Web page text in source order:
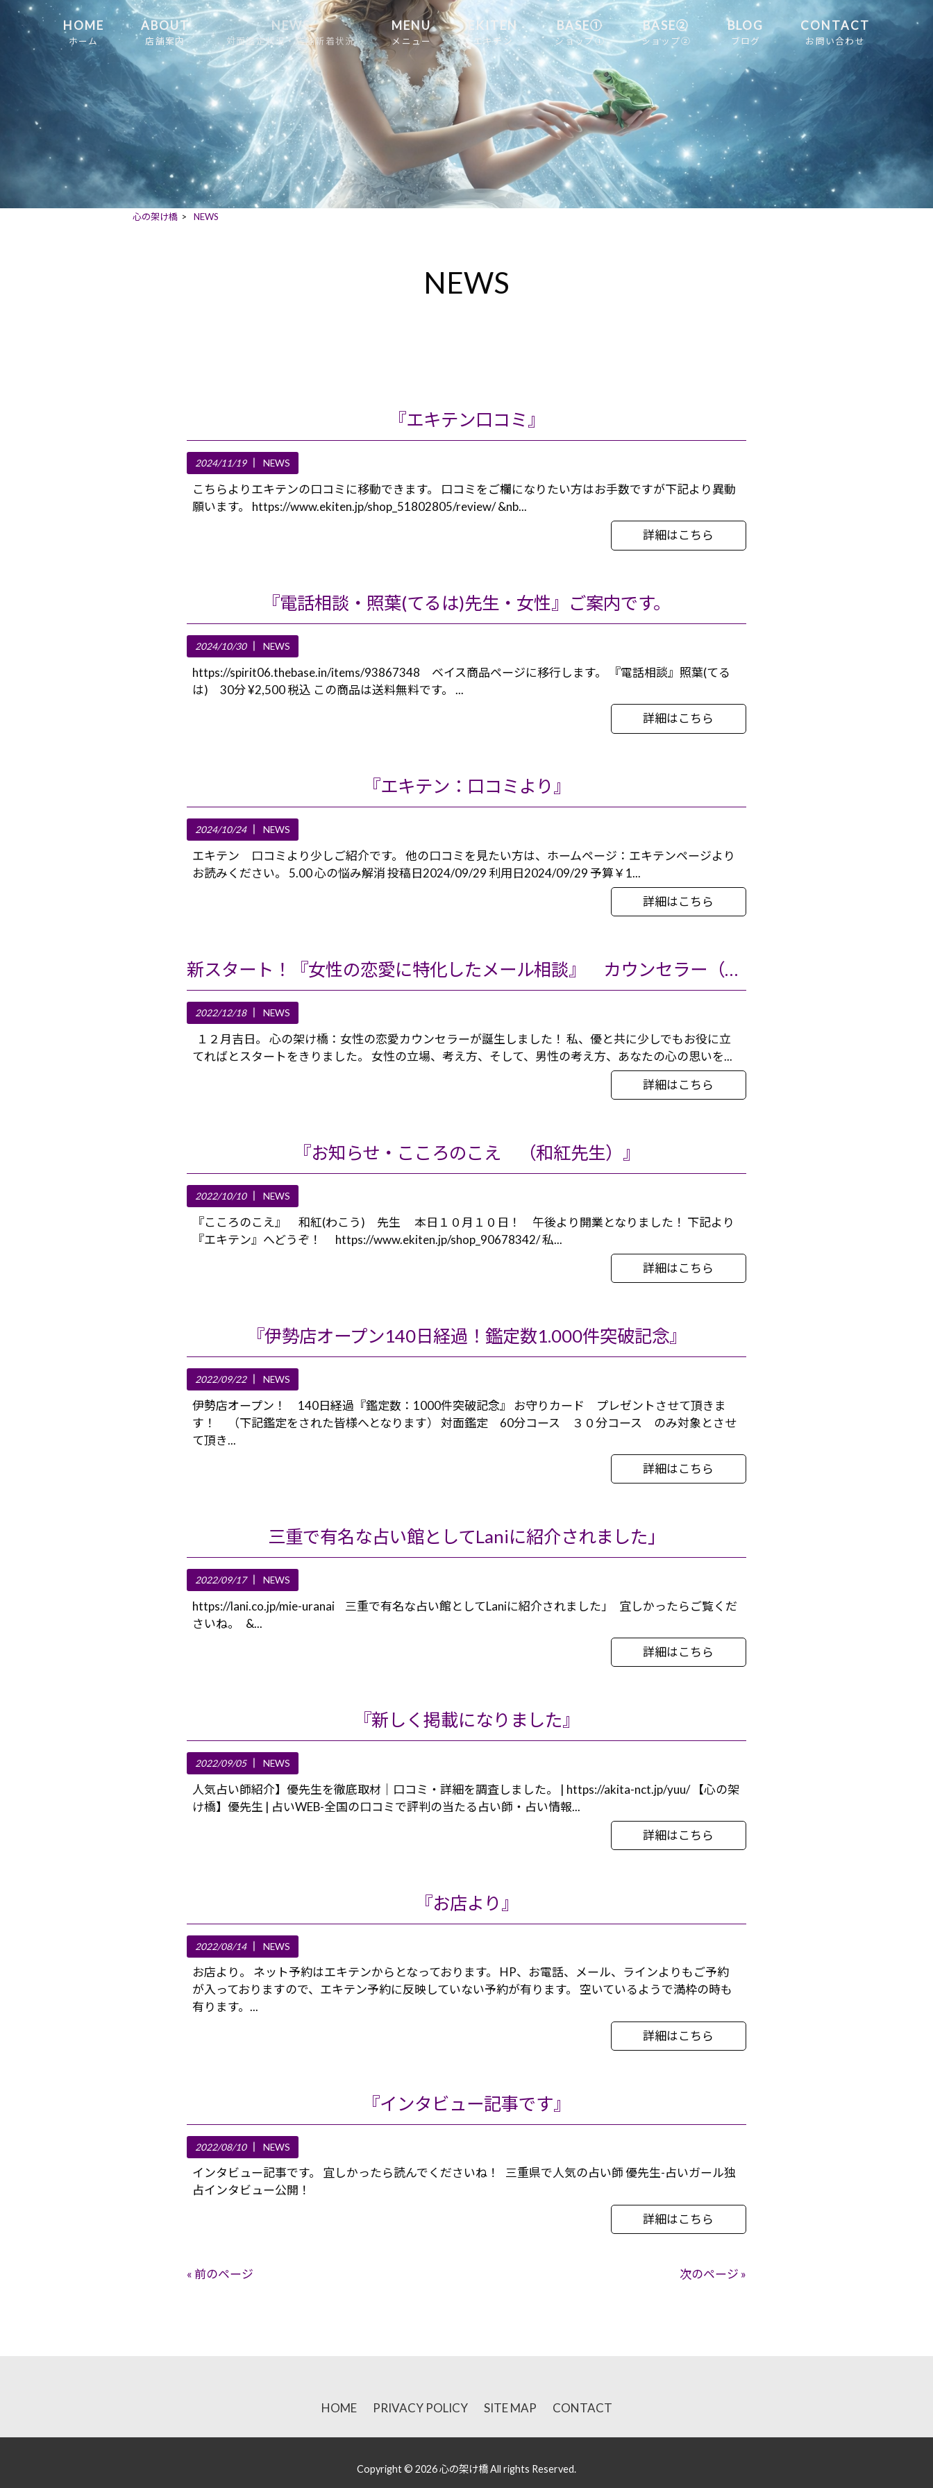
HOME
ホーム
ABOUT
店舗案内
NEWS
対面鑑定状況・店舗新着状況
MENU
メニュー
EKITEN
エキテン
BASE①
ショップ①
BASE②
ショップ②
BLOG
ブログ
CONTACT
お問い合わせ
心の架け橋 > NEWS
NEWS
『エキテン口コミ』
2024/11/19 NEWS
こちらよりエキテンの口コミに移動できます。 口コミをご欄になりたい方はお手数ですが下記より異動
願います。 https://www.ekiten.jp/shop_51802805/review/ &nb...
詳細はこちら
『電話相談・照葉(てるは)先生・女性』ご案内です。
2024/10/30 NEWS
https://spirit06.thebase.in/items/93867348 ベイス商品ページに移行します。 『電話相談』照葉(てる
は) 30分 ¥2,500 税込 この商品は送料無料です。 ...
詳細はこちら
『エキテン：口コミより』
2024/10/24 NEWS
エキテン 口コミより少しご紹介です。 他の口コミを見たい方は、ホームページ：エキテンページより
お読みください。 5.00 心の悩み解消 投稿日2024/09/29 利用日2024/09/29 予算￥1...
詳細はこちら
新スタート！『女性の恋愛に特化したメール相談』 カウンセラー（凛）りん
2022/12/18 NEWS
１２月吉日。 心の架け橋：女性の恋愛カウンセラーが誕生しました！ 私、優と共に少しでもお役に立
てればとスタートをきりました。 女性の立場、考え方、そして、男性の考え方、あなたの心の思いを...
詳細はこちら
『お知らせ・こころのこえ （和紅先生）』
2022/10/10 NEWS
『こころのこえ』 和紅(わこう) 先生 本日１０月１０日！ 午後より開業となりました！ 下記より
『エキテン』へどうぞ！ https://www.ekiten.jp/shop_90678342/ 私...
詳細はこちら
『伊勢店オープン140日経過！鑑定数1.000件突破記念』
2022/09/22 NEWS
伊勢店オープン！ 140日経過『鑑定数：1000件突破記念』 お守りカード プレゼントさせて頂きま
す！ （下記鑑定をされた皆様へとなります） 対面鑑定 60分コース ３０分コース のみ対象とさせ
て頂き...
詳細はこちら
三重で有名な占い館としてLaniに紹介されました」
2022/09/17 NEWS
https://lani.co.jp/mie-uranai 三重で有名な占い館としてLaniに紹介されました」 宜しかったらご覧くだ
さいね。 &...
詳細はこちら
『新しく掲載になりました』
2022/09/05 NEWS
人気占い師紹介】優先生を徹底取材｜口コミ・詳細を調査しました。 | https://akita-nct.jp/yuu/ 【心の架
け橋】優先生 | 占いWEB-全国の口コミで評判の当たる占い師・占い情報...
詳細はこちら
『お店より』
2022/08/14 NEWS
お店より。 ネット予約はエキテンからとなっております。 HP、お電話、メール、ラインよりもご予約
が入っておりますので、エキテン予約に反映していない予約が有ります。 空いているようで満枠の時も
有ります。...
詳細はこちら
『インタビュー記事です』
2022/08/10 NEWS
インタビュー記事です。 宜しかったら読んでくださいね！ 三重県で人気の占い師 優先生-占いガール独
占インタビュー公開！
詳細はこちら
« 前のページ 次のページ »
HOME PRIVACY POLICY SITE MAP CONTACT
Copyright © 2026 心の架け橋 All rights Reserved.